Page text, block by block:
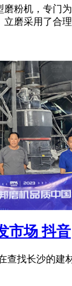
磨粉机，专门
立磨采用了合
市场 抖音
查找长沙的